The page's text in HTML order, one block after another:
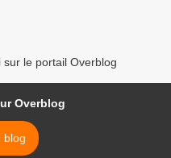
le portail Overblog
Overblog
blog